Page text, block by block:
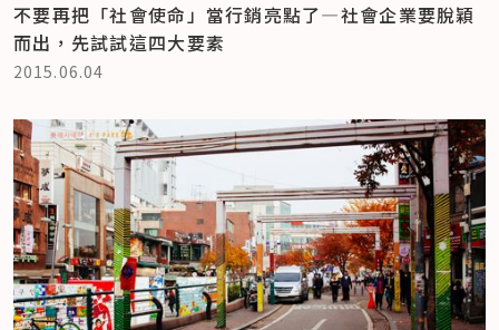
不要再把「社會使命」當行銷亮點了—社會企業要脫穎
而出，先試試這四大要素
2015.06.04